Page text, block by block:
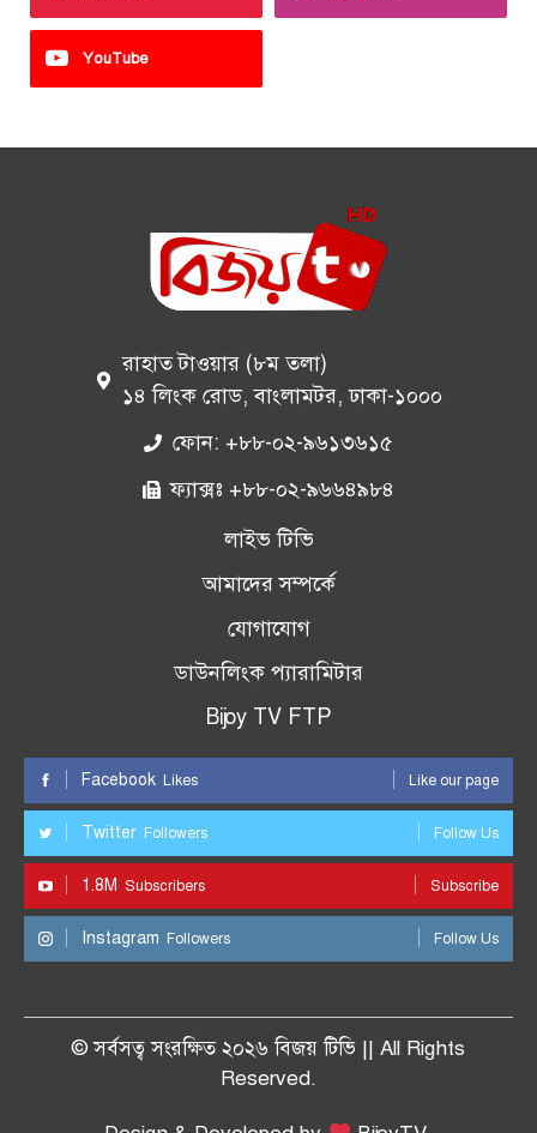
YouTube
রাহাত টাওয়ার (৮ম তলা)
১৪ লিংক রোড, বাংলামটর, ঢাকা-১০০০
ফোন: +৮৮-০২-৯৬১৩৬১৫
ফ্যাক্সঃ +৮৮-০২-৯৬৬৪৯৮৪
লাইভ টিভি
আমাদের সম্পর্কে
যোগাযোগ
ডাউনলিংক প্যারামিটার
Bijoy TV FTP
Facebook Likes Like our page
Twitter Followers Follow Us
1.8M Subscribers Subscribe
Instagram Followers Follow Us
© সর্বসত্ব সংরক্ষিত ২০২৬ বিজয় টিভি || All Rights
Reserved.